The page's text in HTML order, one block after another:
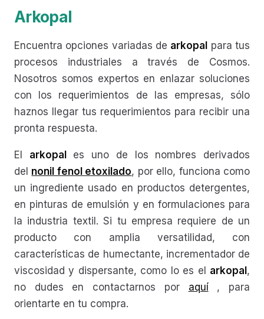
Arkopal
Encuentra opciones variadas de arkopal para tus
procesos industriales a través de Cosmos.
Nosotros somos expertos en enlazar soluciones
con los requerimientos de las empresas, sólo
haznos llegar tus requerimientos para recibir una
pronta respuesta.
El arkopal
es uno de los nombres derivados
del nonil fenol etoxilado, por ello, funciona como
un ingrediente usado en productos detergentes,
en pinturas de emulsión y en formulaciones para
la industria textil. Si tu empresa requiere de un
producto con amplia versatilidad, con
características de humectante, incrementador de
viscosidad y dispersante, como lo es el arkopal ,
no dudes en contactarnos por aquí, para
orientarte en tu compra.